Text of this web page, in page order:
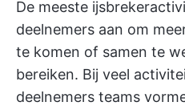
De meeste
deelnemers aan om
te komen of samen te
bereiken. Bij veel
deelnemers teams